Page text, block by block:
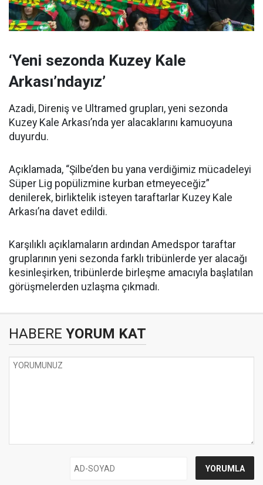
‘Yeni sezonda Kuzey Kale
Arkası’ndayız’
Azadi, Direniş ve Ultramed grupları, yeni sezonda
Kuzey Kale Arkası’nda yer alacaklarını kamuoyuna
duyurdu.
Açıklamada, “Şilbe’den bu yana verdiğimiz mücadeleyi
Süper Lig popülizmine kurban etmeyeceğiz”
denilerek, birliktelik isteyen taraftarlar Kuzey Kale
Arkası’na davet edildi.
Karşılıklı açıklamaların ardından Amedspor taraftar
gruplarının yeni sezonda farklı tribünlerde yer alacağı
kesinleşirken, tribünlerde birleşme amacıyla başlatılan
görüşmelerden uzlaşma çıkmadı.
HABERE YORUM KAT